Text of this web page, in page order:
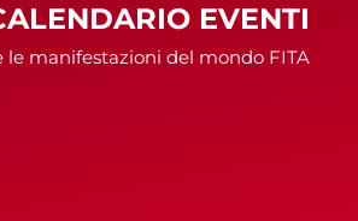
EVENTI
le manifestazioni del mondo FITA